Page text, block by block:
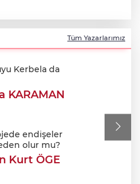
söndürüldü
açılacak mı? İran'dan
BUMEV gençler için masaya
Tüm Yazarlarımız
Kerbela da
KARAMAN
endişeler
olur mu?
Kurt ÖGE